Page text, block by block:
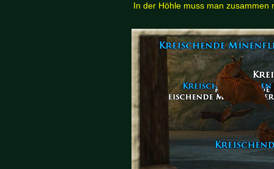
In der Höhle muss man